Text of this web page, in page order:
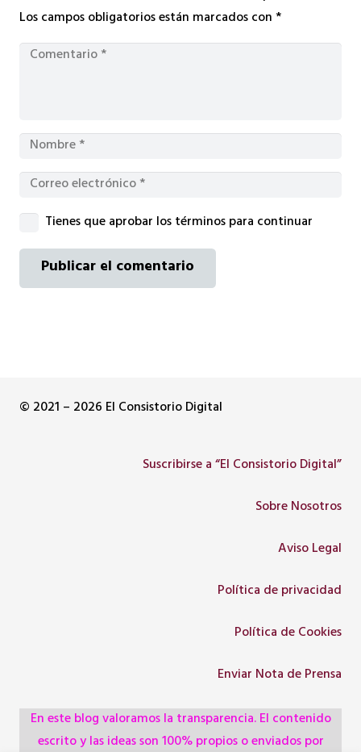
Los campos obligatorios están marcados con*
Tienes que aprobar los términos para continuar
Publicar el comentario
© 2021 – 2026 El Consistorio Digital
Suscribirse a “El Consistorio Digital”
Sobre Nosotros
Aviso Legal
Política de privacidad
Política de Cookies
Enviar Nota de Prensa
En este blog valoramos la transparencia. El contenido
escrito y las ideas son 100% propios o enviados por